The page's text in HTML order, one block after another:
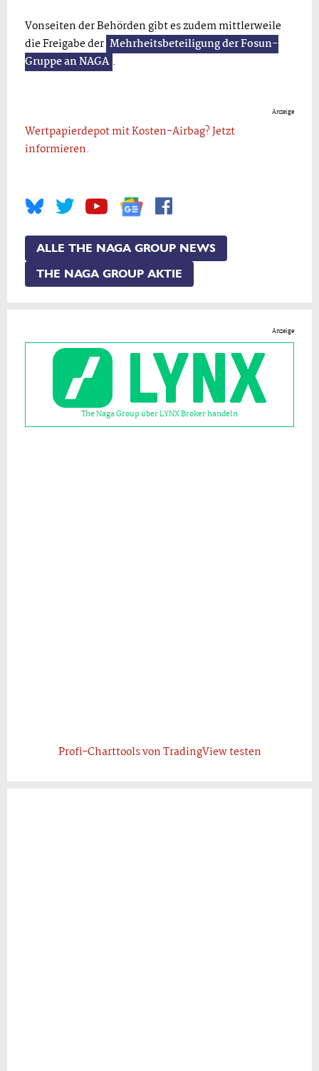
Vonseiten der Behörden gibt es zudem mittlerweile
die Freigabe der Mehrheitsbeteiligung der Fosun-
Gruppe an NAGA .
Anzeige
Wertpapierdepot mit Kosten-Airbag? Jetzt
informieren.
ALLE THE NAGA GROUP NEWS
THE NAGA GROUP AKTIE
Anzeige
The Naga Group über LYNX Broker handeln
Profi-Charttools von TradingView testen